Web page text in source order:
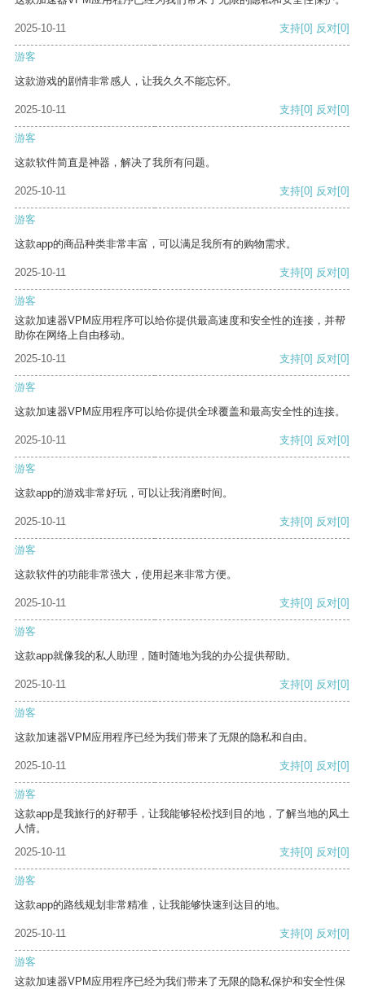
2025-10-11 支持[0] 反对[0]
游客
这款游戏的剧情非常感人，让我久久不能忘怀。
2025-10-11 支持[0] 反对[0]
游客
这款软件简直是神器，解决了我所有问题。
2025-10-11 支持[0] 反对[0]
游客
这款app的商品种类非常丰富，可以满足我所有的购物需求。
2025-10-11 支持[0] 反对[0]
游客
这款加速器VPM应用程序可以给你提供最高速度和安全性的连接，并帮
助你在网络上自由移动。
2025-10-11
支持[0] 反对[0]
游客
这款加速器VPM应用程序可以给你提供全球覆盖和最高安全性的连接。
2025-10-11 支持[0] 反对[0]
游客
这款app的游戏非常好玩，可以让我消磨时间。
2025-10-11 支持[0] 反对[0]
游客
这款软件的功能非常强大，使用起来非常方便。
2025-10-11 支持[0] 反对[0]
游客
这款app就像我的私人助理，随时随地为我的办公提供帮助。
2025-10-11 支持[0] 反对[0]
游客
这款加速器VPM应用程序已经为我们带来了无限的隐私和自由。
2025-10-11 支持[0] 反对[0]
游客
这款app是我旅行的好帮手，让我能够轻松找到目的地，了解当地的风土
人情。
2025-10-11
支持[0] 反对[0]
游客
这款app的路线规划非常精准，让我能够快速到达目的地。
2025-10-11 支持[0] 反对[0]
游客
这款加速器VPM应用程序已经为我们带来了无限的隐私保护和安全性保